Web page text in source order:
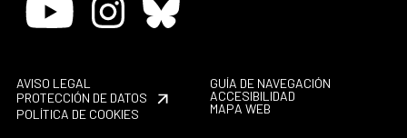
Youtube InstagramBluesky
AVISO LEGAL
PROTECCIÓN DE DATOS
POLÍTICA DE COOKIES
GUÍA DE NAVEGACIÓN
ACCESIBILIDAD
MAPA WEB